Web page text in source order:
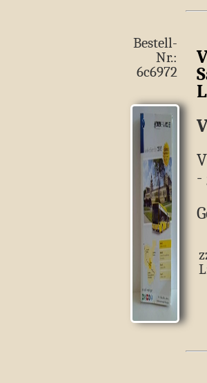
Bestell-
Nr.:
6c6972
-